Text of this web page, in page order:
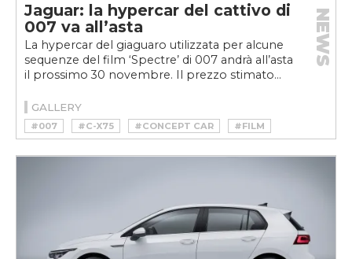
Jaguar: la hypercar del cattivo di
007 va all’asta
La hypercar del giaguaro utilizzata per alcune
sequenze del film ‘Spectre’ di 007 andrà all’asta
il prossimo 30 novembre. Il prezzo stimato...
NEWS
GALLERY
#007 #C-X75 #CONCEPT CAR
#FILM
#HYBRID
#HYPERCAR
#JAGUAR
#JAGUAR C-X75
#JAMES BOND